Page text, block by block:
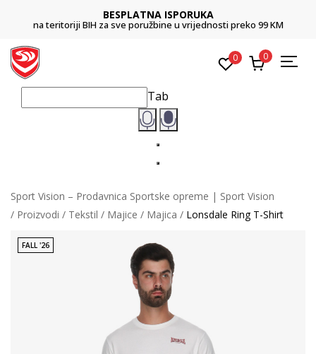
BESPLATNA ISPORUKA
na teritoriji BIH za sve poružbine u vrijednosti preko 99 KM
0 0
Tab
Sport Vision – Prodavnica Sportske opreme | Sport Vision
Proizvodi
Tekstil Majice Majica Lonsdale Ring T-Shirt
FALL '26